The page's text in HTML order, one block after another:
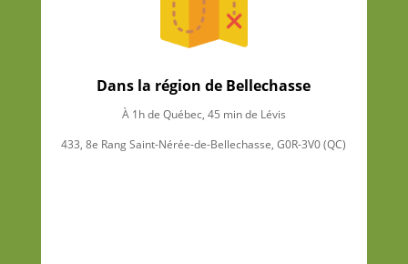
Dans la région de Bellechasse
À 1h de Québec, 45 min de Lévis
433, 8e Rang Saint-Nérée-de-Bellechasse, G0R-3V0 (QC)